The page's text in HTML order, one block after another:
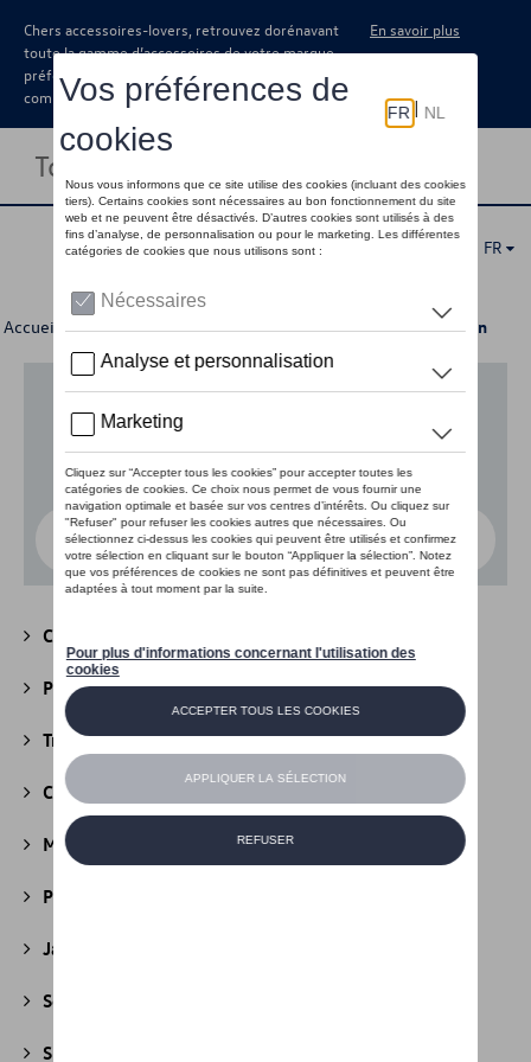
Chers accessoires-lovers, retrouvez dorénavant
toute la gamme d’accessoires de votre marque
préférée sous forme de catalogue à
commander auprès de votre concessionaire.
En savoir plus
Toggle navigation
FR
Accueil >Pour votre Volkswagen >Lifestyle > Peaq Collection
Aucun modèle sélectionné (Tout afficher)
Choisissez un modèle
Camping
Packs(39)
Transport(305)
Confort et protection (841)
Multimédia
Produits d'entretien
Jantes et roues
Securité
Sport et design